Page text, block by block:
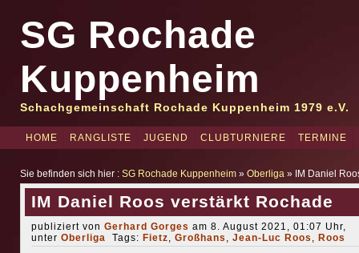
SG Rochade
Kuppenheim
Schachgemeinschaft Rochade Kuppenheim 1979 e.V.
HOME RANGLISTE JUGEND CLUBTURNIERE TERMINE
Sie befinden sich hier : SG Rochade Kuppenheim» Oberliga» IM Daniel
IM Daniel Roos verstärkt Rochade
publiziert von Gerhard Gorges am 8. August 2021, 01:07 Uhr,
unter Oberliga Tags: Fietz, Großhans , Jean-Luc Roos , Roos